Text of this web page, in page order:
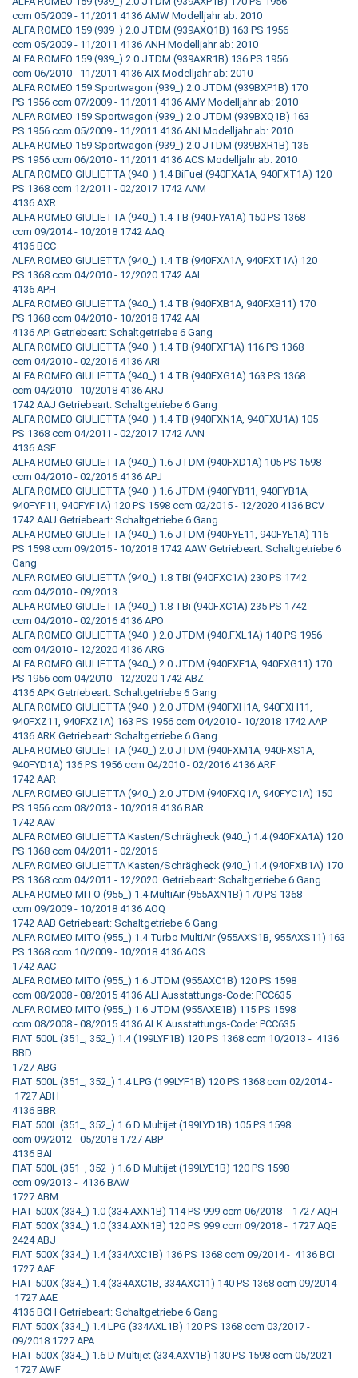
ccm 05/2009 - 11/2011 4136 AMW Modelljahr ab: 2010
ALFA ROMEO 159 (939_) 2.0 JTDM (939AXQ1B) 163 PS 1956
ccm 05/2009 - 11/2011 4136 ANH Modelljahr ab: 2010
ALFA ROMEO 159 (939_) 2.0 JTDM (939AXR1B) 136 PS 1956
ccm 06/2010 - 11/2011 4136 AIX Modelljahr ab: 2010
ALFA ROMEO 159 Sportwagon (939_) 2.0 JTDM (939BXP1B) 170
PS 1956 ccm 07/2009 - 11/2011 4136 AMY Modelljahr ab: 2010
ALFA ROMEO 159 Sportwagon (939_) 2.0 JTDM (939BXQ1B) 163
PS 1956 ccm 05/2009 - 11/2011 4136 ANI Modelljahr ab: 2010
ALFA ROMEO 159 Sportwagon (939_) 2.0 JTDM (939BXR1B) 136
PS 1956 ccm 06/2010 - 11/2011 4136 ACS Modelljahr ab: 2010
ALFA ROMEO GIULIETTA (940_) 1.4 BiFuel (940FXA1A, 940FXT1A) 120
PS 1368 ccm 12/2011 - 02/2017 1742 AAM
4136 AXR
ALFA ROMEO GIULIETTA (940_) 1.4 TB (940.FYA1A) 150 PS 1368
ccm 09/2014 - 10/2018 1742 AAQ
4136 BCC
ALFA ROMEO GIULIETTA (940_) 1.4 TB (940FXA1A, 940FXT1A) 120
PS 1368 ccm 04/2010 - 12/2020 1742 AAL
4136 APH
ALFA ROMEO GIULIETTA (940_) 1.4 TB (940FXB1A, 940FXB11) 170
PS 1368 ccm 04/2010 - 10/2018 1742 AAI
4136 API Getriebeart: Schaltgetriebe 6 Gang
ALFA ROMEO GIULIETTA (940_) 1.4 TB (940FXF1A) 116 PS 1368
ccm 04/2010 - 02/2016 4136 ARI
ALFA ROMEO GIULIETTA (940_) 1.4 TB (940FXG1A) 163 PS 1368
ccm 04/2010 - 10/2018 4136 ARJ
1742 AAJ Getriebeart: Schaltgetriebe 6 Gang
ALFA ROMEO GIULIETTA (940_) 1.4 TB (940FXN1A, 940FXU1A) 105
PS 1368 ccm 04/2011 - 02/2017 1742 AAN
4136 ASE
ALFA ROMEO GIULIETTA (940_) 1.6 JTDM (940FXD1A) 105 PS 1598
ccm 04/2010 - 02/2016 4136 APJ
ALFA ROMEO GIULIETTA (940_) 1.6 JTDM (940FYB11, 940FYB1A,
940FYF11, 940FYF1A) 120 PS 1598 ccm 02/2015 - 12/2020 4136 BCV
1742 AAU Getriebeart: Schaltgetriebe 6 Gang
ALFA ROMEO GIULIETTA (940_) 1.6 JTDM (940FYE11, 940FYE1A) 116
PS 1598 ccm 09/2015 - 10/2018 1742 AAW Getriebeart: Schaltgetriebe 6
Gang
ALFA ROMEO GIULIETTA (940_) 1.8 TBi (940FXC1A) 230 PS 1742
ccm 04/2010 - 09/2013
ALFA ROMEO GIULIETTA (940_) 1.8 TBi (940FXC1A) 235 PS 1742
ccm 04/2010 - 02/2016 4136 APO
ALFA ROMEO GIULIETTA (940_) 2.0 JTDM (940.FXL1A) 140 PS 1956
ccm 04/2010 - 12/2020 4136 ARG
ALFA ROMEO GIULIETTA (940_) 2.0 JTDM (940FXE1A, 940FXG11) 170
PS 1956 ccm 04/2010 - 12/2020 1742 ABZ
4136 APK Getriebeart: Schaltgetriebe 6 Gang
ALFA ROMEO GIULIETTA (940_) 2.0 JTDM (940FXH1A, 940FXH11,
940FXZ11, 940FXZ1A) 163 PS 1956 ccm 04/2010 - 10/2018 1742 AAP
4136 ARK Getriebeart: Schaltgetriebe 6 Gang
ALFA ROMEO GIULIETTA (940_) 2.0 JTDM (940FXM1A, 940FXS1A,
940FYD1A) 136 PS 1956 ccm 04/2010 - 02/2016 4136 ARF
1742 AAR
ALFA ROMEO GIULIETTA (940_) 2.0 JTDM (940FXQ1A, 940FYC1A) 150
PS 1956 ccm 08/2013 - 10/2018 4136 BAR
1742 AAV
ALFA ROMEO GIULIETTA Kasten/Schrägheck (940_) 1.4 (940FXA1A) 120
PS 1368 ccm 04/2011 - 02/2016
ALFA ROMEO GIULIETTA Kasten/Schrägheck (940_) 1.4 (940FXB1A) 170
PS 1368 ccm 04/2011 - 12/2020 Getriebeart: Schaltgetriebe 6 Gang
ALFA ROMEO MITO (955_) 1.4 MultiAir (955AXN1B) 170 PS 1368
ccm 09/2009 - 10/2018 4136 AOQ
1742 AAB Getriebeart: Schaltgetriebe 6 Gang
ALFA ROMEO MITO (955_) 1.4 Turbo MultiAir (955AXS1B, 955AXS11) 163
PS 1368 ccm 10/2009 - 10/2018 4136 AOS
1742 AAC
ALFA ROMEO MITO (955_) 1.6 JTDM (955AXC1B) 120 PS 1598
ccm 08/2008 - 08/2015 4136 ALI Ausstattungs-Code: PCC635
ALFA ROMEO MITO (955_) 1.6 JTDM (955AXE1B) 115 PS 1598
ccm 08/2008 - 08/2015 4136 ALK Ausstattungs-Code: PCC635
FIAT 500L (351_, 352_) 1.4 (199LYF1B) 120 PS 1368 ccm 10/2013 - 4136
BBD
1727 ABG
FIAT 500L (351_, 352_) 1.4 LPG (199LYF1B) 120 PS 1368 ccm 02/2014 -
1727 ABH
4136 BBR
FIAT 500L (351_, 352_) 1.6 D Multijet (199LYD1B) 105 PS 1598
ccm 09/2012 - 05/2018 1727 ABP
4136 BAI
FIAT 500L (351_, 352_) 1.6 D Multijet (199LYE1B) 120 PS 1598
ccm 09/2013 - 4136 BAW
1727 ABM
FIAT 500X (334_) 1.0 (334.AXN1B) 114 PS 999 ccm 06/2018 - 1727 AQH
FIAT 500X (334_) 1.0 (334.AXN1B) 120 PS 999 ccm 09/2018 - 1727 AQE
2424 ABJ
FIAT 500X (334_) 1.4 (334AXC1B) 136 PS 1368 ccm 09/2014 - 4136 BCI
1727 AAF
FIAT 500X (334_) 1.4 (334AXC1B, 334AXC11) 140 PS 1368 ccm 09/2014 -
1727 AAE
4136 BCH Getriebeart: Schaltgetriebe 6 Gang
FIAT 500X (334_) 1.4 LPG (334AXL1B) 120 PS 1368 ccm 03/2017 -
09/2018 1727 APA
FIAT 500X (334_) 1.6 D Multijet (334.AXV1B) 130 PS 1598 ccm 05/2021 -
1727 AWF